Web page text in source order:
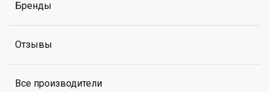
Бренды
Отзывы
Все производители